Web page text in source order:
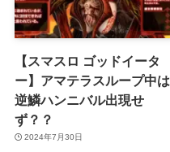
【スマスロ ゴッドイータ
ー】アマテラスループ中は
逆鱗ハンニバル出現せ
ず？？
2024年7月30日